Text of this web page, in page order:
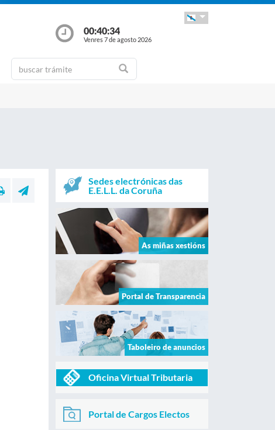
00:40:34
Venres 7 de agosto 2026
Sedes electrónicas das
E.E.L.L. da Coruña
As miñas xestións
Portal de Transparencia
Taboleiro de anuncios
Oficina Virtual Tributaria
Portal de Cargos Electos